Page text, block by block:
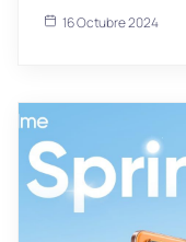
16 Octubre 2024